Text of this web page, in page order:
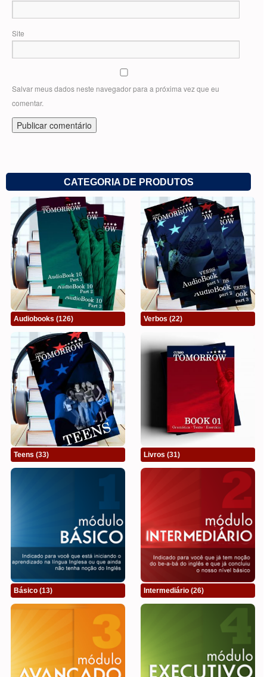
Site
Salvar meus dados neste navegador para a próxima vez que eu
comentar.
CATEGORIA DE PRODUTOS
Audiobooks (126) Verbos(22)
Teens (33) Livros(31)
Básico (13) Intermediário(26)